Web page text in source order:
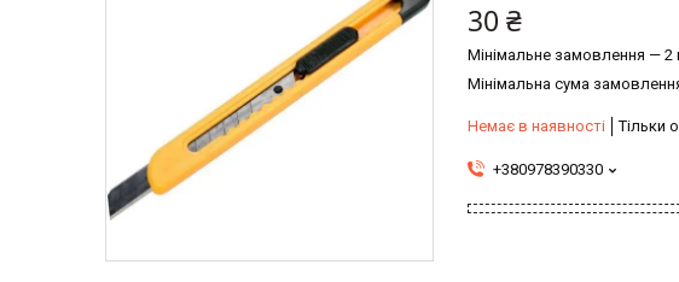
30 ₴
Мінімальне замовлення — 2
Мінімальна сума
Немає в наявності Тільки
+380978390330